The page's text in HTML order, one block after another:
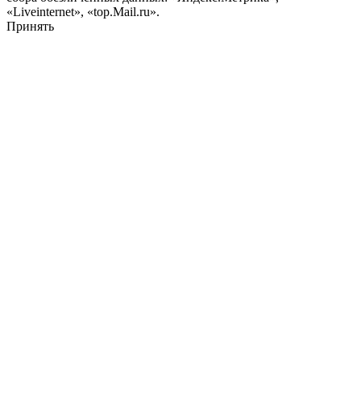
«Liveinternet», «top.Mail.ru».
Принять